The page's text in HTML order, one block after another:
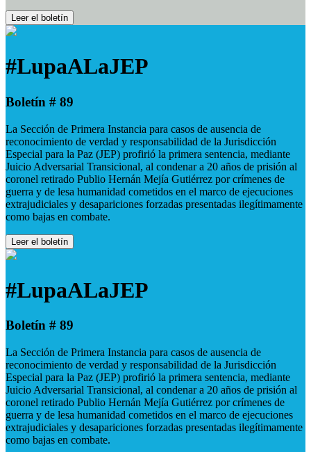
Leer el boletín
#LupaALaJEP
Boletín # 89
La Sección de Primera Instancia para casos de ausencia de
reconocimiento de verdad y responsabilidad de la Jurisdicción
Especial para la Paz (JEP) profirió la primera sentencia, mediante
Juicio Adversarial Transicional, al condenar a 20 años de prisión al
coronel retirado Publio Hernán Mejía Gutiérrez por crímenes de
guerra y de lesa humanidad cometidos en el marco de ejecuciones
extrajudiciales y desapariciones forzadas presentadas ilegítimamente
como bajas en combate.
Leer el boletín
#LupaALaJEP
Boletín # 89
La Sección de Primera Instancia para casos de ausencia de
reconocimiento de verdad y responsabilidad de la Jurisdicción
Especial para la Paz (JEP) profirió la primera sentencia, mediante
Juicio Adversarial Transicional, al condenar a 20 años de prisión al
coronel retirado Publio Hernán Mejía Gutiérrez por crímenes de
guerra y de lesa humanidad cometidos en el marco de ejecuciones
extrajudiciales y desapariciones forzadas presentadas ilegítimamente
como bajas en combate.